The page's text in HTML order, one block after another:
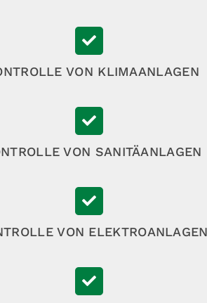
VON KLIMAANLAGEN
VON SANITÄANLAGEN
VON ELEKTROANLAGEN